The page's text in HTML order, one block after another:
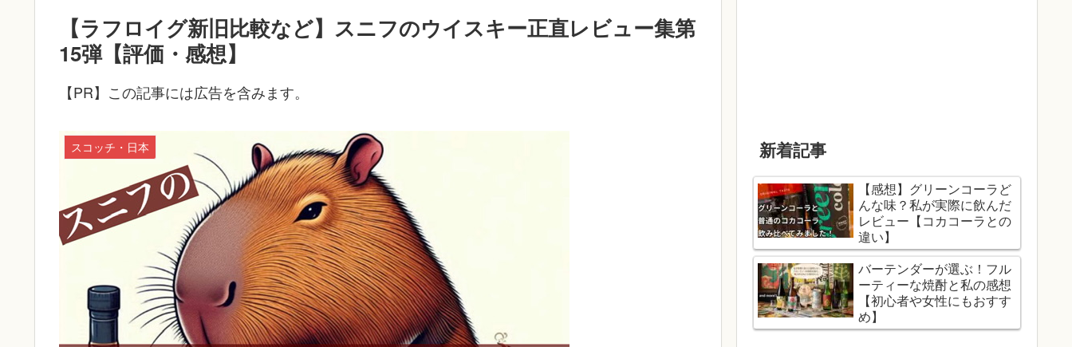
【ラフロイグ新旧比較など】スニフのウイスキー正直レビュー集第
15弾【評価・感想】
【PR】この記事には広告を含みます。
スコッチ・日本 新着記事
【感想】グリーンコーラど
んな味？私が実際に飲んだ
レビュー【コカコーラとの
違い】
バーテンダーが選ぶ！フル
ーティーな焼酎と私の感想
【初心者や女性にもおすす
め】